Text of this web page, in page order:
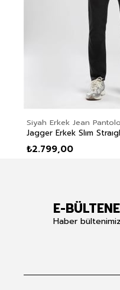
Siyah Erkek Jean
₺2.799,00
E-
Haber